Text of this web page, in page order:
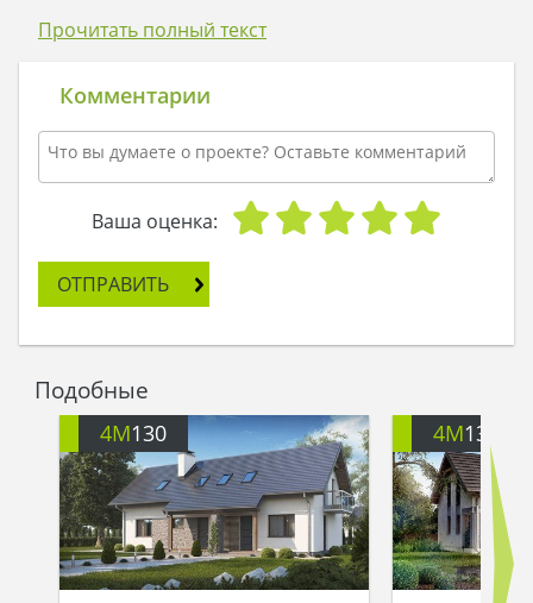
дедушки и бабушки. Дневная зона состоит из
гостиной и уютной спальни можно выйти на
крытую террасу. В этой же части обустроена
ванная комната и просторная гардеробная. То
есть, имеем комфортное, вполне автономное
Для родителей с детьми отведена дневная зона
Гостиная с камином, обеденная зона и кухня с
кладовой образуют единое светлое
На втором этаже расположены три спальни, две
вместительные гардеробные, ванная и
отдельный санузел.
А выгода от проживания под одной крышей
очевидна: вы всегда в курсе того, как чувствуют
себя дедушка и бабушка. Да и дети всегда под
присмотром и вовремя накормлены. А если
ребятне наскучит мамина полезная и здоровая
еда, то у бабушки всегда найдется домашний
пирожок. Кстати, папе тоже нравятся
Прочитать полный текст
Комментарии
Ваша оценка:
ОТПРАВИТЬ
Подобные
4M130 4M136